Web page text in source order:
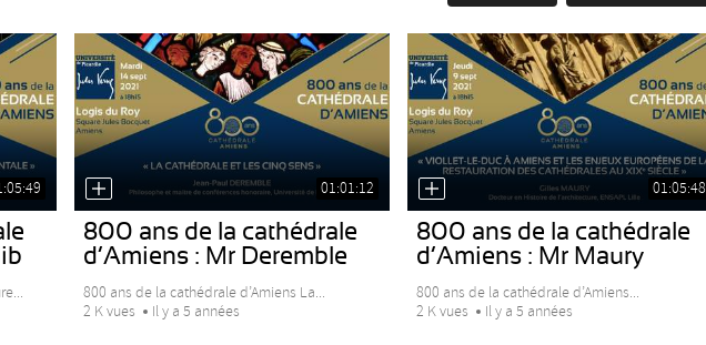
01:01:12
800 ans de la cathédrale
d’Amiens : Mr Deremble
800 ans de la cathédrale d’Amiens La...
2 K vues
Il y a 5 années
01:05:48
800 ans de la cathédrale
d’Amiens : Mr Maury
800 ans de la cathédrale d’Amiens...
2 K vues
Il y a 5 années